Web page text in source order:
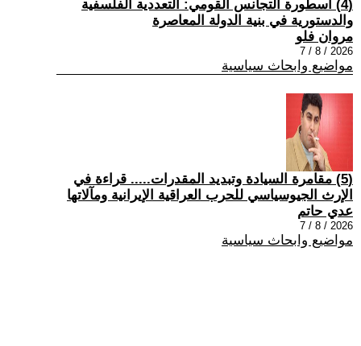
(4) أسطورة التجانس القومي: التعددية الفلسفية
والدستورية في بنية الدولة المعاصرة
مروان فلو
2026 / 8 / 7
مواضيع وابحاث سياسية
(5) مقامرة السيادة وتبديد المقدرات..... قراءة في
الإرث الجيوسياسي للحرب العراقية الإيرانية ومآلاتها
عدي حاتم
2026 / 8 / 7
مواضيع وابحاث سياسية